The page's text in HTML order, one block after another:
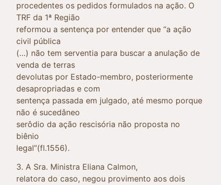
procedentes os pedidos formulados na ação. O
TRF da 1ª Região
reformou a sentença por entender que “a ação
civil pública
(…) não tem serventia para buscar a anulação de
venda de terras
devolutas por Estado-membro, posteriormente
desapropriadas e com
sentença passada em julgado, até mesmo porque
não é sucedâneo
serôdio da ação rescisória não proposta no
biênio
legal”(fl.1556).
3. A Sra. Ministra Eliana Calmon,
relatora do caso, negou provimento aos dois